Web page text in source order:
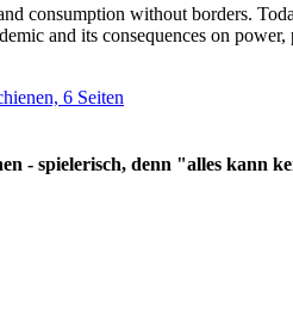
consumption without borders.
and its consequences on
6 Seiten
- spielerisch, denn "alles kann